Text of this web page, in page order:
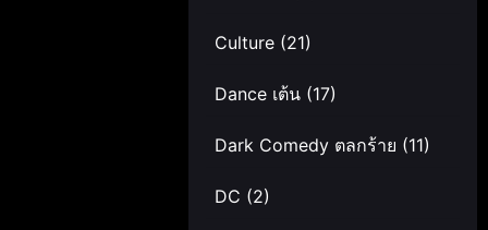
Culture (21)
Dance เต้น (17)
Dark Comedy ตลกร้าย (11)
DC (2)